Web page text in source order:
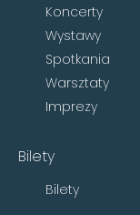
Koncerty
Wystawy
Spotkania
Warsztaty
Imprezy
Bilety
Bilety